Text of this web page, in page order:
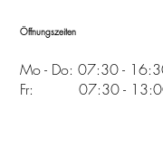
Öffnungszeiten
Mo - Do: 07:30 -
Fr: 07:30 -